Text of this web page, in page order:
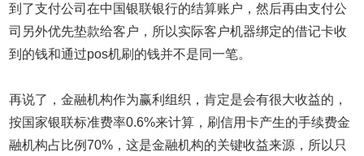
到了支付公司在中国银联银行的结算账户，然后再由支付公
司另外优先垫款给客户，所以实际客户机器绑定的借记卡收
到的钱和通过pos机刷的钱并不是同一笔。
再说了，金融机构作为赢利组织，肯定是会有很大收益的，
按国家银联标准费率0.6%来计算，刷信用卡产生的手续费金
融机构占比例70%，这是金融机构的关键收益来源，所以只